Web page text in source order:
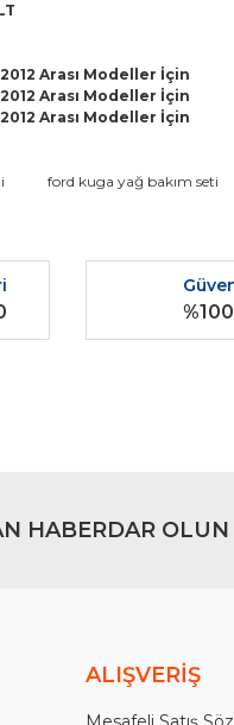
Arası Modeller İçin
Arası Modeller İçin
Arası Modeller İçin
açıklamalarında ve diğer
görüntülenemiyor.
bulunuyor.
ford kuga yağ bakım seti
HABERDAR OLUN
ALIŞVERİŞ